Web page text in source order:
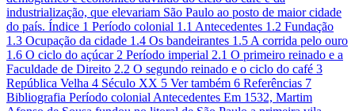
industrialização, que elevariam São Paulo ao posto de maior cidade
do país. Índice 1 Período colonial 1.1 Antecedentes 1.2 Fundação
1.3 Ocupação da cidade 1.4 Os bandeirantes 1.5 A corrida pelo ouro
1.6 O ciclo do açúcar 2 Período imperial 2.1 O primeiro reinado e a
Faculdade de Direito 2.2 O segundo reinado e o ciclo do café 3
República Velha 4 Século XX 5 Ver também 6 Referências 7
Bibliografia Período colonial Antecedentes Em 1532, Martim